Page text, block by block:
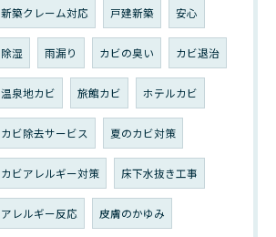
新築クレーム対応 戸建新築 安心
除湿 雨漏り カビの臭い カビ退治
温泉地カビ 旅館カビ ホテルカビ
カビ除去サービス 夏のカビ対策
カビアレルギー対策 床下水抜き工事
アレルギー反応 皮膚のかゆみ